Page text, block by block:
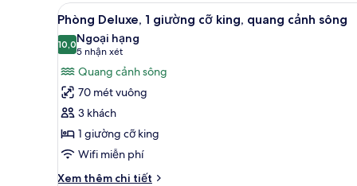
giường
king,
tầng
Xem
tất
cả
ảnh
Phòng
Deluxe,
1
giường
cỡ
king,
Bộ đồ giường cao cấp, chăn
7
Phòng Deluxe, 1 giường cỡ king, quang cảnh sông
10,010,0 trên 10
Ngoại hạng
5 nhận xét
(5
nhận
xét)
Quang cảnh sông
70 mét vuông
3 khách
1 giường cỡ king
Wifi miễn phí
Xem thêm chi tiết
Chi